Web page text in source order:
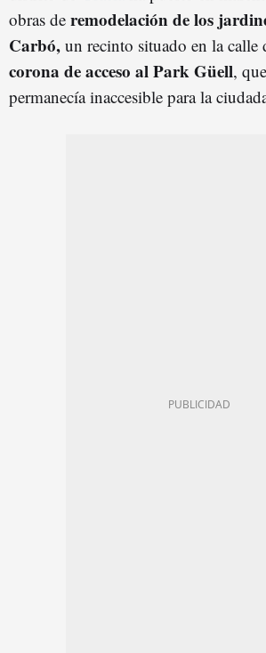
obras de remodelación de los
Carbó, un recinto situado en la calle
corona de acceso al Park Güell,
permanecía inaccesible para la